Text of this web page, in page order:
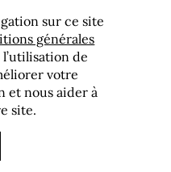
sur ce site
générales
de
votre
et nous aider à
site.